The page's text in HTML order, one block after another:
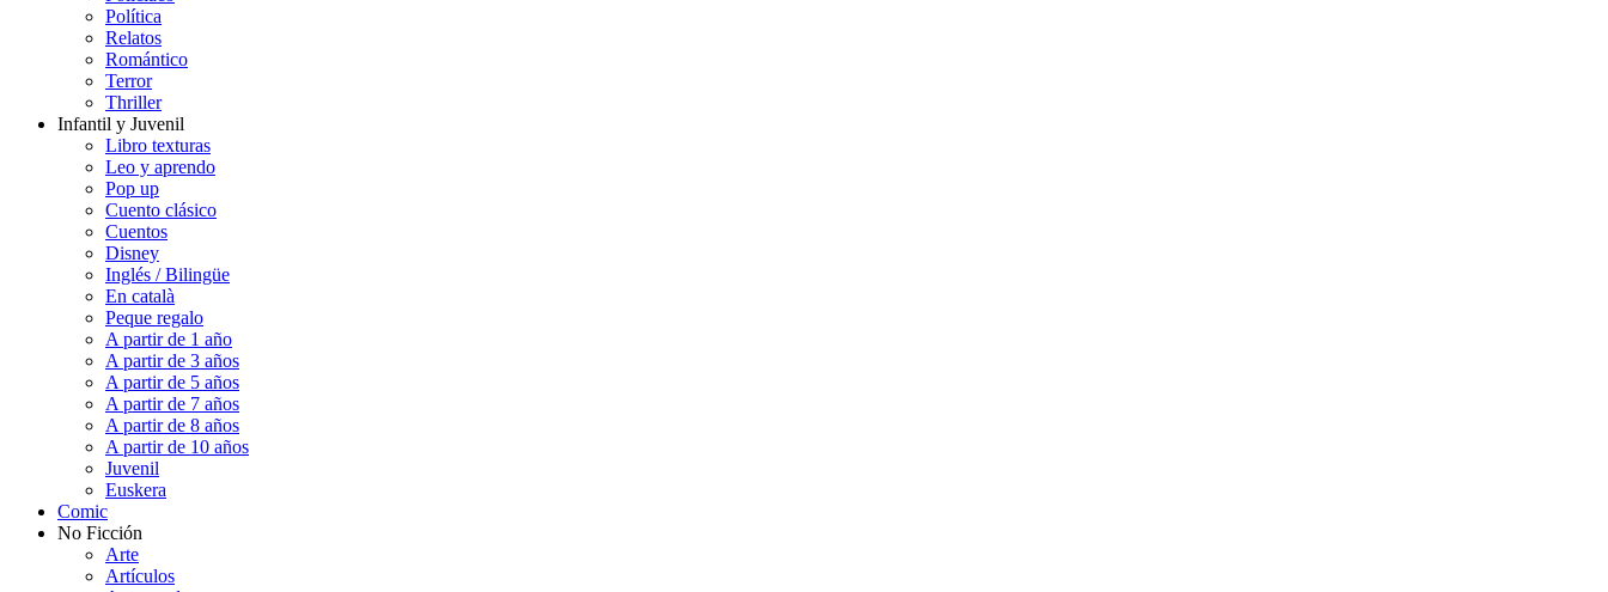
Política
Relatos
Romántico
Terror
Thriller
Infantil y Juvenil
Libro texturas
Leo y aprendo
Pop up
Cuento clásico
Cuentos
Disney
Inglés / Bilingüe
En català
Peque regalo
A partir de 1 año
A partir de 3 años
A partir de 5 años
A partir de 7 años
A partir de 8 años
A partir de 10 años
Juvenil
Euskera
Comic
No Ficción
Arte
Artículos